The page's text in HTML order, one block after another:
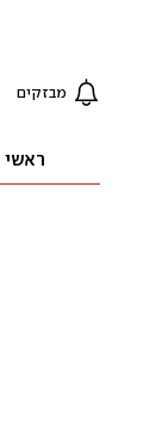
מבזקים
ראשי